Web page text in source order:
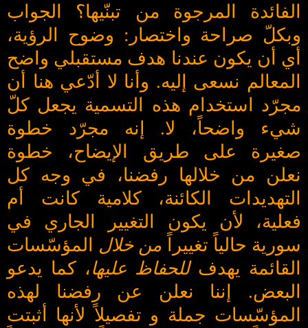
الفائدة المرجوة من تبنّيها؟ الجواب
وبكلّ صراحة واختصار: وضوح الرؤية،
أي أن يكون عندنا هدف مستقبلي واضح
المعالم نسعى إليه. وأنا لا أدّعي هنا أن
مجرّد استخدام هذه التسمية يجعل كلّ
شيء واضحاً، لا. إنه مجرّد خطوة
صغيرة على طريق الإيضاح، خطوة
نعلن من خلالها رفضنا، في وجه كل
التهديدات الكائنة، كلامية كانت أم
فعلية، لأن يكون التغيير الجاري في
سورية حالياً تغييراً من خلال المؤسّسات
القائمة يهدفللحفاظ عليها، كما يدعو
البعض. إننا نعلن عن رفضنا لهذه
المؤسّسات جملة و تفصيلاً لأنها أثبتت